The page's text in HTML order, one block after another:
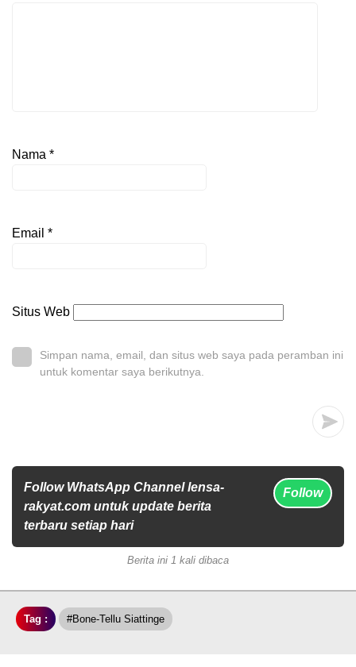
Nama *
Email *
Situs Web
Simpan nama, email, dan situs web saya pada peramban ini
untuk komentar saya berikutnya.
Follow WhatsApp Channel lensa-
rakyat.com untuk update berita
terbaru setiap hari
Follow
Berita ini 1 kali dibaca
Tag : #Bone-Tellu Siattinge